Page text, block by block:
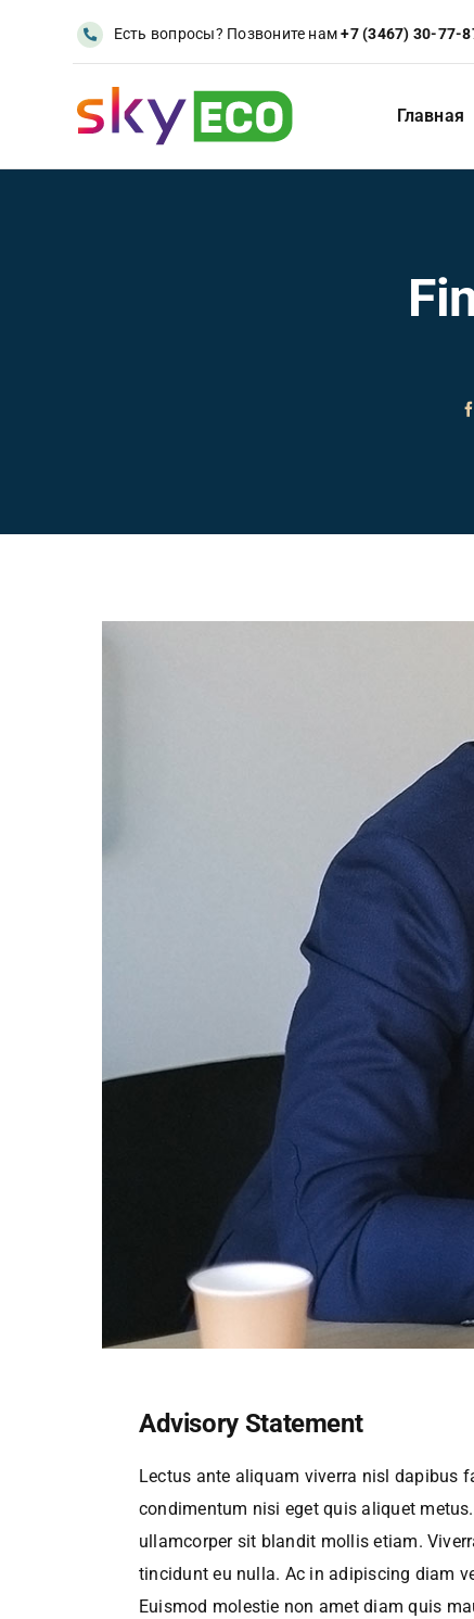
Есть вопросы? Позвоните нам+7 (3467) 30-77-
Главная
Advisory Statement
Lectus ante aliquam viverra nisl dapibus
condimentum nisi eget quis aliquet
ullamcorper sit blandit mollis etiam.
tincidunt eu nulla. Ac in adipiscing diam
Euismod molestie non amet diam quis